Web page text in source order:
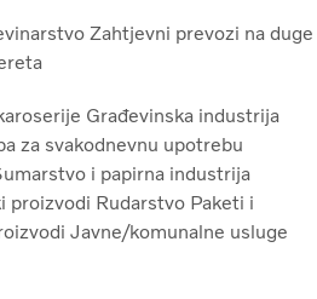
Zahtjevni prevozi na duge
Građevinska industrija
za svakodnevnu upotrebu
i papirna industrija
proizvodi Rudarstvo Paketi i
Javne/komunalne usluge